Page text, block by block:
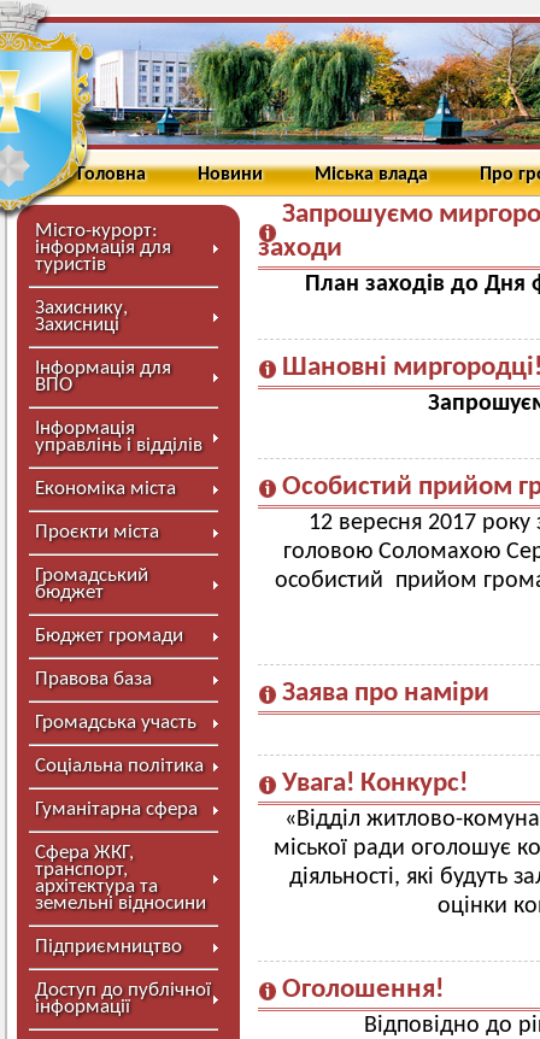
Головна Новини Міська влада Про
Місто-курорт:
інформація для
туристів
Захиснику,
Захисниці
Інформація для
ВПО
Інформація
управлінь і відділів
Економіка міста
Проєкти міста
Громадський
бюджет
Бюджет громади
Правова база
Громадська участь
Соціальна політика
Гуманітарна сфера
Сфера ЖКГ,
транспорт,
архітектура та
земельні відносини
Підприємництво
Доступ до публічної
інформації
Запрошуємо
заходи
План заходів до Дня
Шановні
Особистий прийом
12 вересня 2017
головою Соломахою
особистий прийом
Заява про наміри
Увага! Конкурс!
«Відділ житлово-
міської ради оголошує
діяльності, які будуть
оцінки
Оголошення!
Відповідно до